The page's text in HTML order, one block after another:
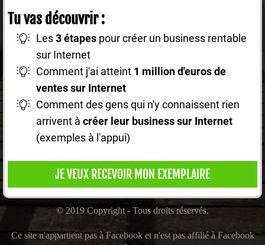
Tu vas découvrir :
Les3 étapespour créer un business rentable
sur Internet
Comment j'ai atteint 1 million d'euros de
ventes sur Internet
Comment des gens qui n'y connaissent rien
arrivent à créer leur business sur Internet
(exemples à l'appui)
JE VEUX RECEVOIR MON EXEMPLAIRE
© 2019 Copyright - Tous droits réservés.
Ce site n'appartient pas à Facebook et n'est pas affilié à Facebook